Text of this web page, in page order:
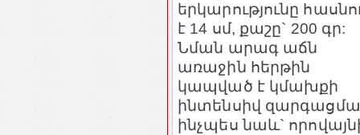
երկարությունը
է 14 սմ, քաշը` 200 գր:
Նման արագ աճն
առաջին հերթին
կապված է կմախքի
ինտենսիվ
ինչպես նաև`